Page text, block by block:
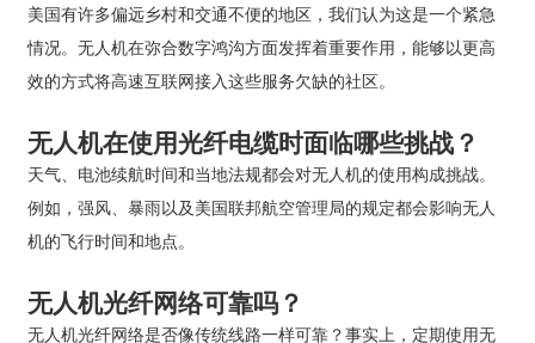
美国有许多偏远乡村和交通不便的地区，我们认为这是一个紧急
情况。无人机在弥合数字鸿沟方面发挥着重要作用，能够以更高
效的方式将高速互联网接入这些服务欠缺的社区。
无人机在使用光纤电缆时面临哪些挑战？
天气、电池续航时间和当地法规都会对无人机的使用构成挑战。
例如，强风、暴雨以及美国联邦航空管理局的规定都会影响无人
机的飞行时间和地点。
无人机光纤网络可靠吗？
无人机光纤网络是否像传统线路一样可靠？事实上，定期使用无